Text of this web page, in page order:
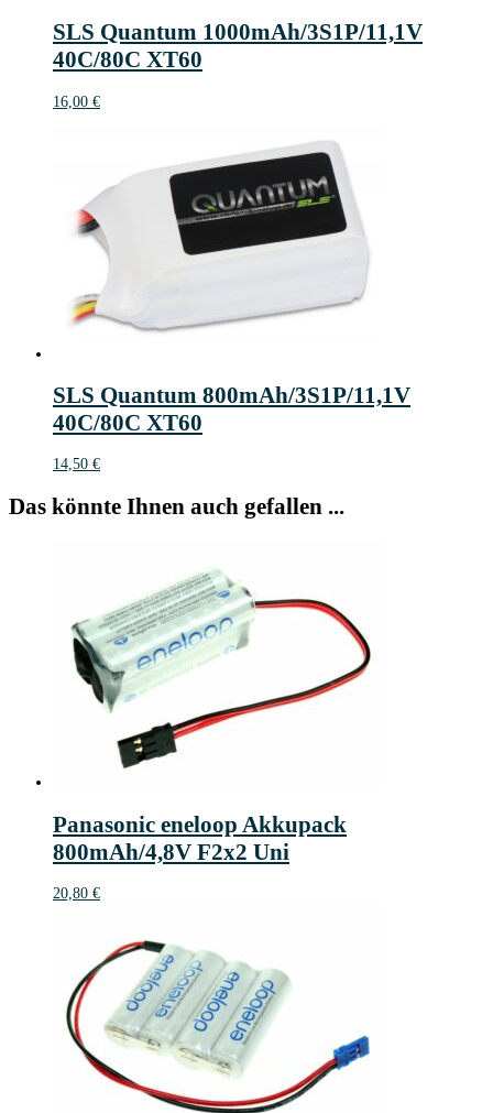
SLS Quantum 1000mAh/3S1P/11,1V
40C/80C XT60
16,00 €
SLS Quantum 800mAh/3S1P/11,1V
40C/80C XT60
14,50 €
Das könnte Ihnen auch gefallen ...
Panasonic eneloop Akkupack
800mAh/4,8V F2x2 Uni
20,80 €